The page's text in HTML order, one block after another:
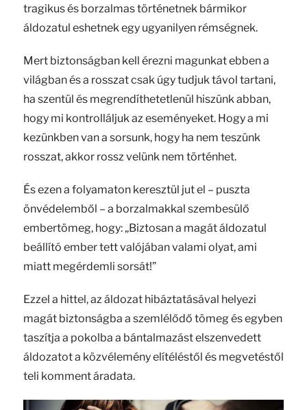
tragikus és borzalmas történetnek bármikor
áldozatul eshetnek egy ugyanilyen rémségnek.
Mert biztonságban kell érezni magunkat ebben a
világban és a rosszat csak úgy tudjuk távol tartani,
ha szentül és megrendíthetetlenül hiszünk abban,
hogy mi kontrolláljuk az eseményeket. Hogy a mi
kezünkben van a sorsunk, hogy ha nem teszünk
rosszat, akkor rossz velünk nem történhet.
És ezen a folyamaton keresztül jut el – puszta
önvédelemből – a borzalmakkal szembesülő
embertömeg, hogy: „Biztosan a magát áldozatul
beállító ember tett valójában valami olyat, ami
miatt megérdemli sorsát!”
Ezzel a hittel, az áldozat hibáztatásával helyezi
magát biztonságba a szemlélődő tömeg és egyben
taszítja a pokolba a bántalmazást elszenvedett
áldozatot a közvélemény elítéléstől és megvetéstől
teli komment áradata.